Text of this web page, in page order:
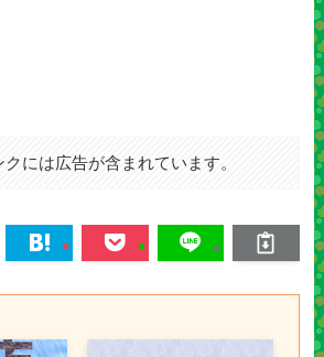
には広告が含まれています。